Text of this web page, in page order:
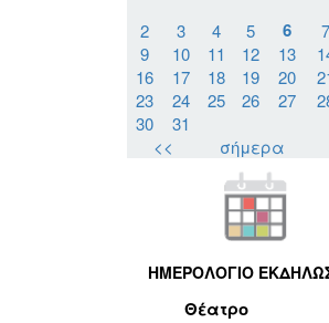
2
3 4 5 6 7
9
10 11 12 13
16
17 18 19 20
23
24 25 26 27
30
31
<<
σήμερα
ΗΜΕΡΟΛΟΓΙΟ
Θέατρο